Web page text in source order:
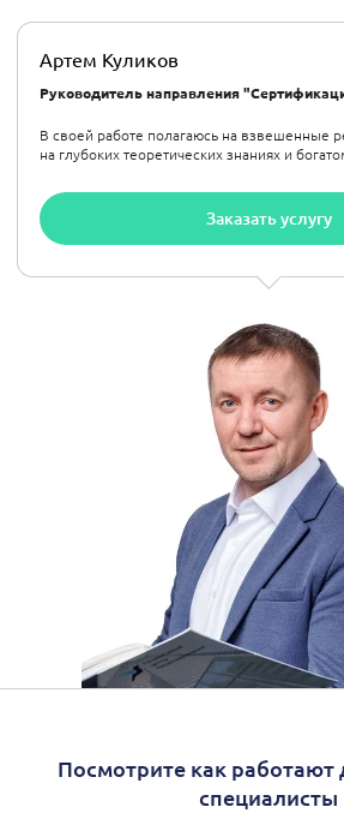
Артем Куликов
Руководитель направления
В своей работе полагаюсь на взвешенные
на глубоких теоретических знаниях и
Заказать услугу
Посмотрите как работают
специалисты